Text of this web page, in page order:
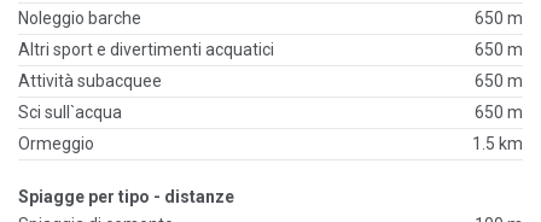
Noleggio barche
650 m
Altri sport e divertimenti acquatici
650 m
Attività subacquee
650 m
Sci sull`acqua
650 m
Ormeggio
1.5 km
Spiagge per tipo - distanze